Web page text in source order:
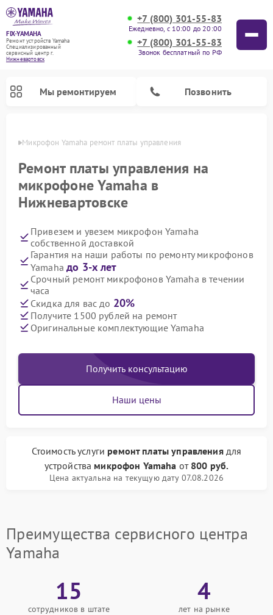
FIX-YAMAHA
Ремонт устройств Yamaha
Специализированный
cервисный центр г.
Нижневартовск
+7 (800) 301-55-83
Ежедневно, с 10:00 до 20:00
+7 (800) 301-55-83
Звонок бесплатный по РФ
Мы ремонтируем Позвонить
Микрофон Yamaha ремонт платы управления
Ремонт платы управления на
микрофоне Yamaha в
Нижневартовске
Привезем и увезем микрофон Yamaha
собственной доставкой
Гарантия на наши работы по ремонту микрофонов
Yamahaдо 3-х лет
Срочный ремонт микрофонов Yamaha в течении
часа
Скидка для вас до 20%
Получите 1500 рублей на ремонт
Оригинальные комплектующие Yamaha
Получить консультацию
Наши цены
Стоимость услуги ремонт платы управлениядля
устройства микрофон Yamaha от 800 руб.
Цена актуальна на текущую дату 07.08.2026
Преимущества сервисного центра
Yamaha
15
сотрудников в штате
4
лет на рынке